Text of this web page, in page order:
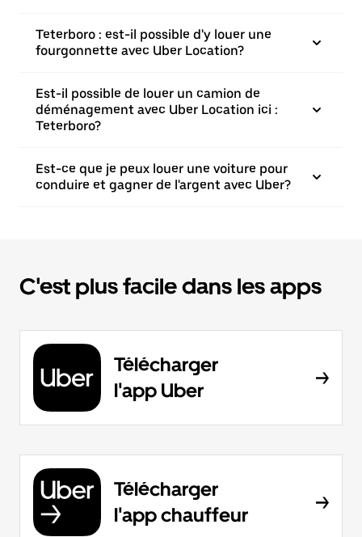
Teterboro : est-il possible d'y louer une
fourgonnette avec Uber Location?
Est-il possible de louer un camion de
déménagement avec Uber Location ici :
Teterboro?
Est-ce que je peux louer une voiture pour
conduire et gagner de l'argent avec Uber?
C'est plus facile dans les apps
Télécharger
l'app Uber
Télécharger
l'app chauffeur